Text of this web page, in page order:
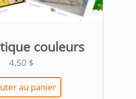
couleurs
4,50 $
au panier